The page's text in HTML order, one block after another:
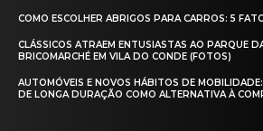
COMO ESCOLHER ABRIGOS PARA CARROS: 5
CLÁSSICOS ATRAEM ENTUSIASTAS AO PARQUE
BRICOMARCHÉ EM VILA DO CONDE (FOTOS)
AUTOMÓVEIS E NOVOS HÁBITOS DE
DE LONGA DURAÇÃO COMO ALTERNATIVA À